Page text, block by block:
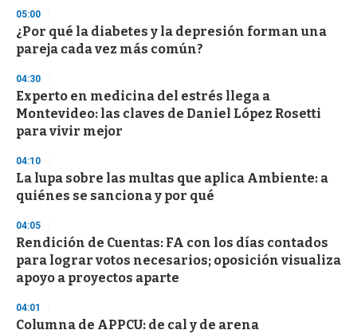
3
s
e
c
n
d
s
05:00
¿Por qué la diabetes y la depresión forman una
pareja cada vez más común?
04:30
Experto en medicina del estrés llega a
Montevideo: las claves de Daniel López Rosetti
para vivir mejor
04:10
La lupa sobre las multas que aplica Ambiente: a
quiénes se sanciona y por qué
04:05
Rendición de Cuentas: FA con los días contados
para lograr votos necesarios; oposición visualiza
apoyo a proyectos aparte
04:01
Columna de APPCU: de cal y de arena